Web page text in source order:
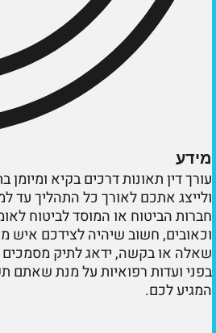
מידע
עורך דין תאונות דרכים בקיא ומיומן
ולייצג אתכם לאורך כל התהליך עד
חברות הביטוח או המוסד לביטוח
וכאובים, חשוב שיהיה לצידכם איש
שאלה או בקשה, ידאג לתיק מסמכים
בפני ועדות רפואיות על מנת שאתם
המגיע לכם.